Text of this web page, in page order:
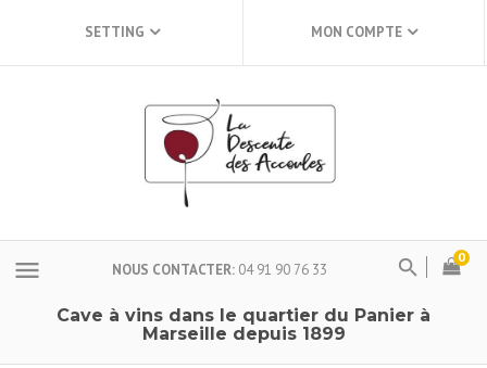
SETTING MON COMPTE
menu NOUS CONTACTER 04 91 90 76 33
0
Cave à vins dans le quartier du Panier à
Marseille depuis 1899